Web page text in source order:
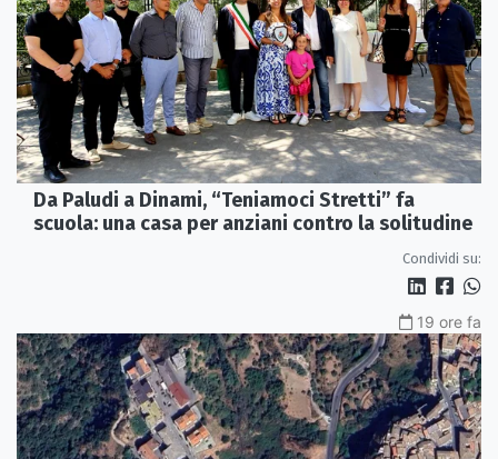
Da Paludi a Dinami, “Teniamoci Stretti” fa
scuola: una casa per anziani contro la solitudine
Condividi su:
19 ore fa